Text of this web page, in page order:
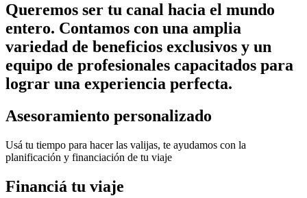
Queremos ser tu canal hacia el mundo
entero. Contamos con una amplia
variedad de beneficios exclusivos y un
equipo de profesionales capacitados para
lograr una experiencia perfecta.
Asesoramiento personalizado
Usá tu tiempo para hacer las valijas, te ayudamos con la
planificación y financiación de tu viaje
Financiá tu viaje